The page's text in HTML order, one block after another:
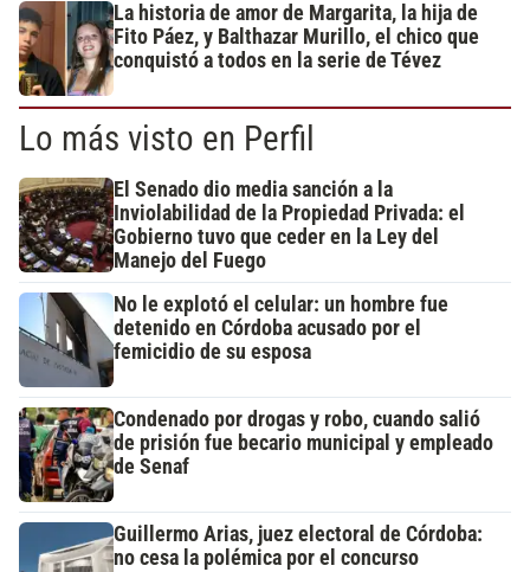
La historia de amor de Margarita, la hija de
Fito Páez, y Balthazar Murillo, el chico que
conquistó a todos en la serie de Tévez
Lo más visto en Perfil
El Senado dio media sanción a la
Inviolabilidad de la Propiedad Privada: el
Gobierno tuvo que ceder en la Ley del
Manejo del Fuego
No le explotó el celular: un hombre fue
detenido en Córdoba acusado por el
femicidio de su esposa
Condenado por drogas y robo, cuando salió
de prisión fue becario municipal y empleado
de Senaf
Guillermo Arias, juez electoral de Córdoba:
no cesa la polémica por el concurso